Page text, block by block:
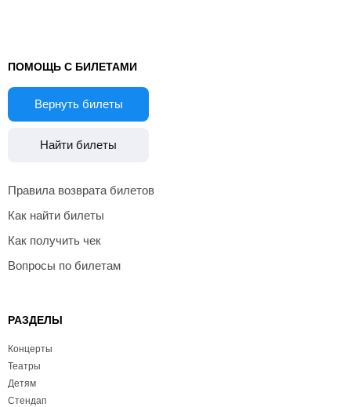
ПОМОЩЬ С БИЛЕТАМИ
Вернуть билеты
Найти билеты
Правила возврата билетов
Как найти билеты
Как получить чек
Вопросы по билетам
РАЗДЕЛЫ
Концерты
Театры
Детям
Стендап